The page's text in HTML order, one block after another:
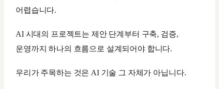
어렵습니다.
AI 시대의 프로젝트는 제안 단계부터 구축, 검증,
운영까지 하나의 흐름으로 설계되어야 합니다.
우리가 주목하는 것은 AI 기술 그 자체가 아닙니다.